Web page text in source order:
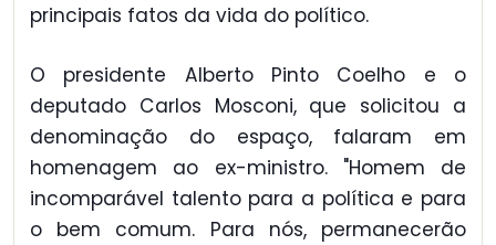
principais fatos da vida do político.
O presidente Alberto Pinto Coelho e o
deputado Carlos Mosconi, que solicitou a
denominação do espaço, falaram em
homenagem ao ex-ministro. "Homem de
incomparável talento para a política e para
o bem comum. Para nós, permanecerão